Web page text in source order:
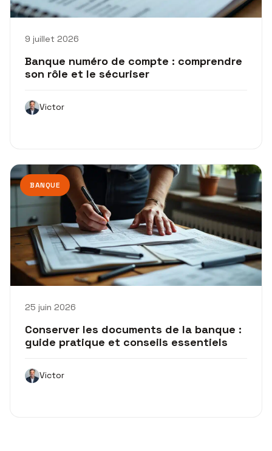
9 juillet 2026
Banque numéro de compte : comprendre
son rôle et le sécuriser
Victor
BANQUE
25 juin 2026
Conserver les documents de la banque :
guide pratique et conseils essentiels
Victor